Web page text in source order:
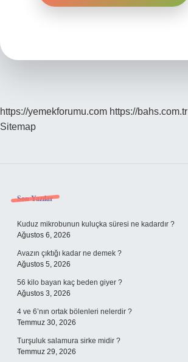
https://yemekforumu.com https://bahs.com.tr
Sitemap
Sidebar
Son Yazılar
Kuduz mikrobunun kuluçka süresi ne kadardır ?
Ağustos 6, 2026
Avazın çıktığı kadar ne demek ?
Ağustos 5, 2026
56 kilo bayan kaç beden giyer ?
Ağustos 3, 2026
4 ve 6’nın ortak bölenleri nelerdir ?
Temmuz 30, 2026
Turşuluk salamura sirke midir ?
Temmuz 29, 2026